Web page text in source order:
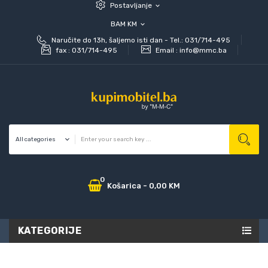
Postavljanje expand_more
BAM KM expand_more
Naručite do 13h, šaljemo isti dan - Tel.: 031/714-495
fax : 031/714-495 Email : info@mmc.ba
Košarica
0
- 0,00 KM
KATEGORIJE